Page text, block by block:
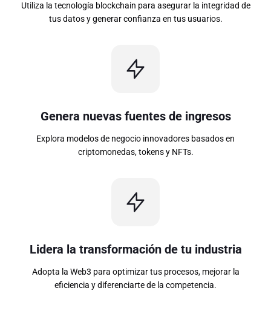
Utiliza la tecnología blockchain para asegurar la integridad de
tus datos y generar confianza en tus usuarios.
Genera nuevas fuentes de ingresos
Explora modelos de negocio innovadores basados en
criptomonedas, tokens y NFTs.
Lidera la transformación de tu industria
Adopta la Web3 para optimizar tus procesos, mejorar la
eficiencia y diferenciarte de la competencia.